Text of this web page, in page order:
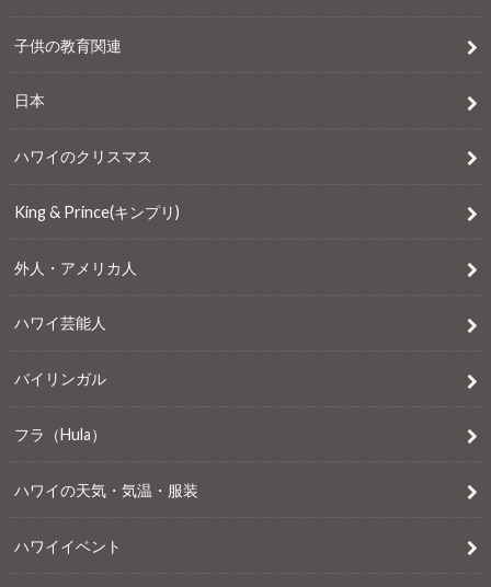
子供の教育関連
日本
ハワイのクリスマス
King & Prince(キンプリ)
外人・アメリカ人
ハワイ芸能人
バイリンガル
フラ（Hula）
ハワイの天気・気温・服装
ハワイイベント